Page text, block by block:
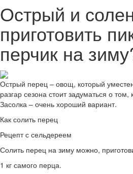
Острый и
приготовить
перчик на
Острый перец – овощ, который
разгар сезона стоит задуматься о том,
Засолка – очень хороший вариант.
Как солить перец
Рецепт с сельдереем
Солить перец на зиму можно,
1 кг самого перца.